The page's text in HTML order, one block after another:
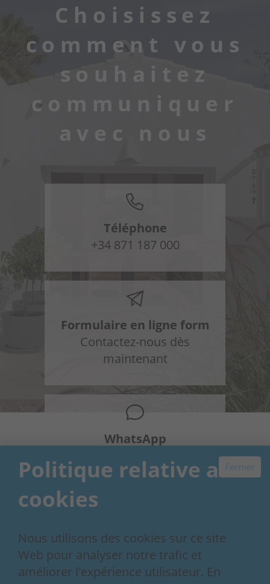
Fermer
Politique relative aux
cookies
Nous utilisons des cookies sur ce site
Web pour analyser notre trafic et
améliorer l'expérience utilisateur. En
Choisissez
comment vous
souhaitez
communiquer
avec nous
Téléphone
+34 871 187 000
Formulaire en ligne form
Contactez-nous dès
maintenant
WhatsApp
Our 30+ year story
Contact
Conditions de réservation
Politique de confidentialité